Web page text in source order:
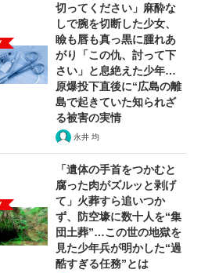
聰氏（91...
切ってください」麻酔な
しで腕を切断した少女、
瞼も唇も真っ黒に腫れあ
がり「この仇、討って下
さい」と息絶えた少年…
原爆投下直後に“広島の離
島で起きていた知られざ
る被害の実情
永井 均
「遺体の手首をつかむと
腐った肉がズルッと剥げ
て」火葬すら追いつか
ず、防空壕に数十人を“集
団土葬”…この世の地獄を
見た少年兵が明かした“過
酷すぎる任務”とは